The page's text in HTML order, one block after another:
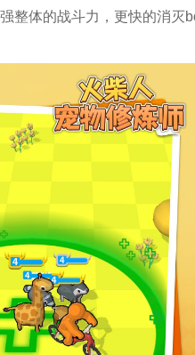
整体的战斗力，更快的消灭